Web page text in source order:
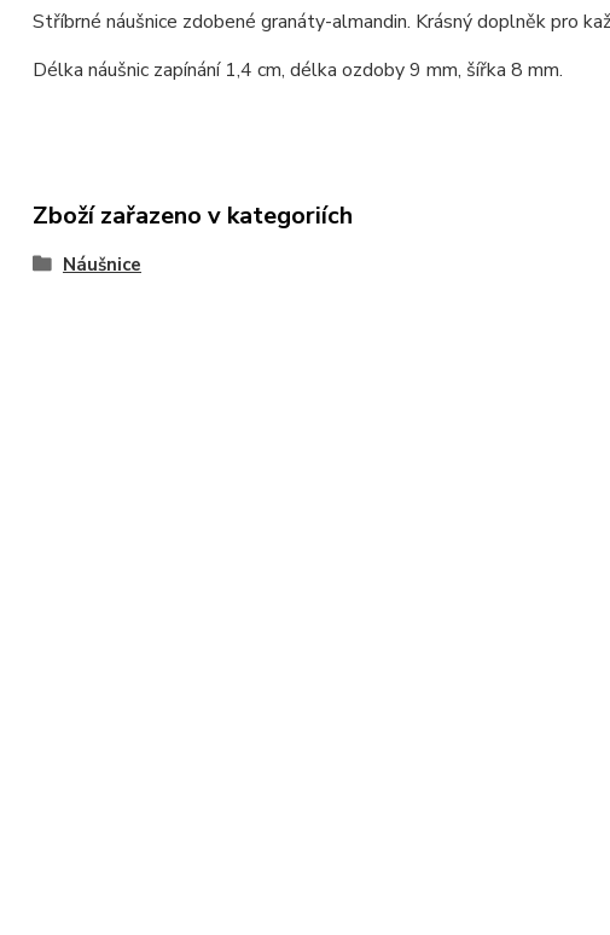
Stříbrné náušnice zdobené granáty-almandin. Krásný doplněk pro
Délka náušnic zapínání 1,4 cm, délka ozdoby 9 mm, šířka 8 mm.
Zboží zařazeno v kategoriích
Náušnice